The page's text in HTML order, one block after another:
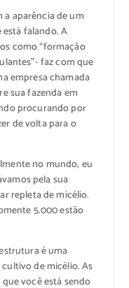
aparência de um
falando. A
como “formação
faz com que
empresa chamada
sua fazenda em
procurando por
de volta para o
no mundo, eu
pela sua
repleta de micélio.
5.000 estão
é uma
de micélio. As
que você está sendo